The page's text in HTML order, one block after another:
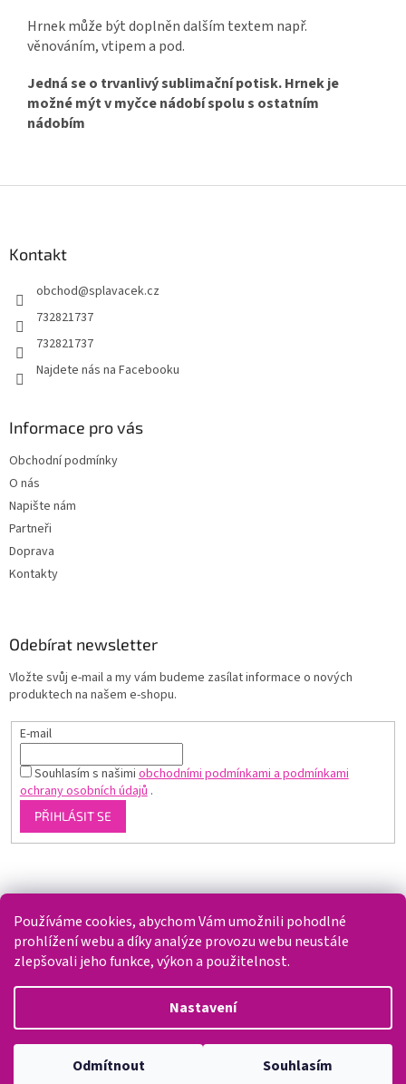
Používáme cookies, abychom Vám umožnili pohodlné
prohlížení webu a díky analýze provozu webu neustále
zlepšovali jeho funkce, výkon a použitelnost.
Nastavení
Odmítnout Souhlasím
Hrnek může být doplněn dalším textem např.
věnováním, vtipem a pod.
Jedná se o trvanlivý sublimační potisk. Hrnek je
možné mýt v myčce nádobí spolu s ostatním
nádobím
Kontakt
obchod@splavacek.cz
732821737
732821737
Najdete nás na Facebooku
Informace pro vás
Obchodní podmínky
O nás
Napište nám
Partneři
Doprava
Kontakty
Odebírat newsletter
Vložte svůj e-mail a my vám budeme zasílat informace o nových
produktech na našem e-shopu.
E-mail
Souhlasím s našimiobchodními podmínkami a podmínkami
ochrany osobních údajů.
PŘIHLÁSIT SE
Copyright 2026Splaváček. Všechna práva vyhrazena.Upravit